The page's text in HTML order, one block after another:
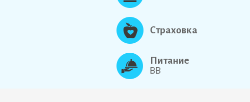
Страховка
Питание
BB